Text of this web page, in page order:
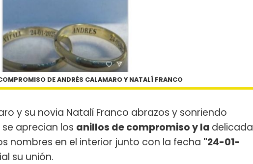
DE ANDRÉS CALAMARO Y NATALÍ FRANCO
y su novia Natalí Franco abrazos y sonriendo
aprecian los anillos de compromiso y la delicada
nombres en el interior junto con la fecha "24-01-
su unión.